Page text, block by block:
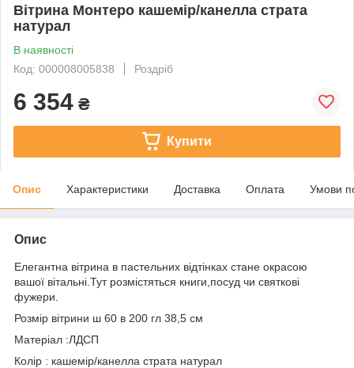
Вітрина Монтеро кашемір/канелла страта
натурал
В наявності
Код: 000008005838
Роздріб
6 354 ₴
Купити
Опис Характеристики Доставка Оплата Умови
Опис
Елегантна вітрина в пастельних відтінках стане окрасою
вашої вітальні.Тут розмістяться книги,посуд чи святкові
фужери.
Розмір вітрини ш 60 в 200 гл 38,5 см
Матеріал :ЛДСП
Колір : кашемір/канелла страта натурал